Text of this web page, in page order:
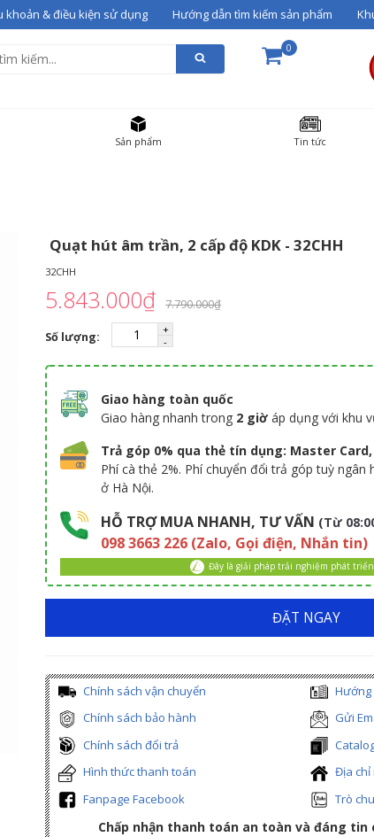
khoản & điều kiện sử dụng Hướng dẫn tìm kiếm sản phẩm
0
Sản phẩm Tin tức
Quạt hút âm trần, 2 cấp độ KDK - 32CHH
32CHH
5.843.000₫ 7.790.000₫
Số lượng:
Giao hàng toàn quốc
Giao hàng nhanh trong 2 giờ áp dụng với khu
Trả góp 0% qua thẻ tín dụng: Master Card,
Phí cà thẻ 2%. Phí chuyển đổi trả góp tuỳ ngân
ở Hà Nội.
HỖ TRỢ MUA NHANH, TƯ VẤN (Từ
098 3663 226 (Zalo, Gọi điện, Nhắn tin)
Đây là giải pháp trải nghiệm phát triển
ĐẶT NGAY
Chính sách vận chuyển
Hướng
Chính sách bảo hành
Gửi
Chính sách đổi trả
Hình thức thanh toán
Địa chỉ
Fanpage Facebook
Trò
Chấp nhận thanh toán an toàn và đáng tin
SỐ LƯỢNG THÀNH TIỀN